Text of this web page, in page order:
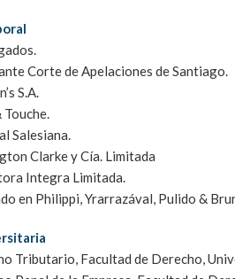
Corte de Apelaciones de Santiago.
S.A.
Salesiana.
Clarke y Cía. Limitada
Integra Limitada.
en Philippi, Yrarrazával, Pulido &
Tributario, Facultad de Derecho,